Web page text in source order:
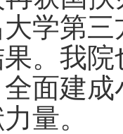
大学第
。我
全面建
量。